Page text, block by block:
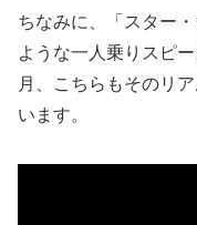
ちなみに、「スター
ような一人乗りスピ
月、こちらもそのリ
います。